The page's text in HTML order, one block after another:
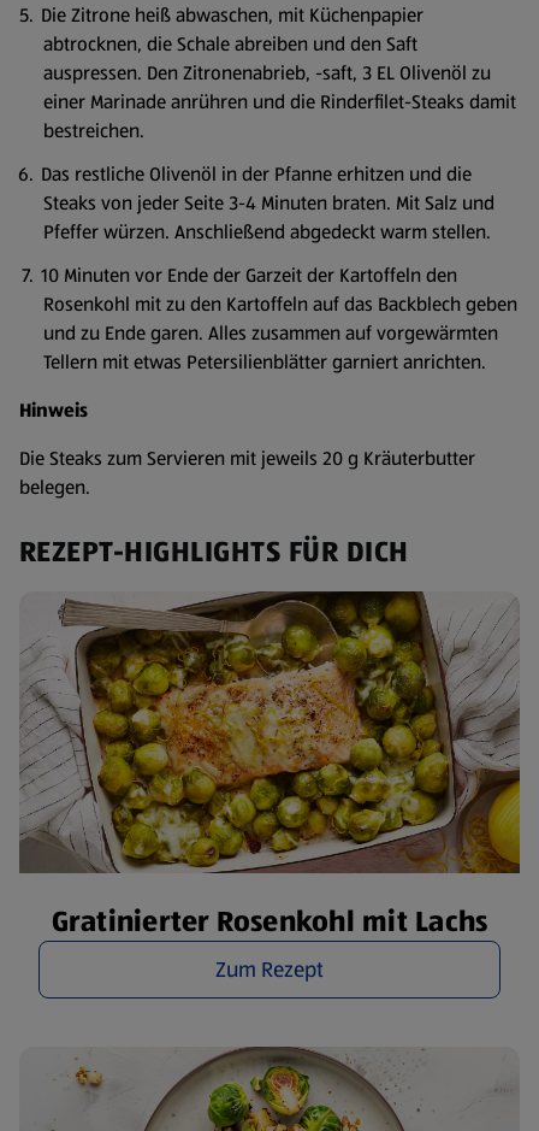
Die Zitrone heiß abwaschen, mit Küchenpapier
abtrocknen, die Schale abreiben und den Saft
auspressen. Den Zitronenabrieb, -saft, 3 EL Olivenöl zu
einer Marinade anrühren und die Rinderfilet-Steaks damit
bestreichen.
Das restliche Olivenöl in der Pfanne erhitzen und die
Steaks von jeder Seite 3-4 Minuten braten. Mit Salz und
Pfeffer würzen. Anschließend abgedeckt warm stellen.
10 Minuten vor Ende der Garzeit der Kartoffeln den
Rosenkohl mit zu den Kartoffeln auf das Backblech geben
und zu Ende garen. Alles zusammen auf vorgewärmten
Tellern mit etwas Petersilienblätter garniert anrichten.
Hinweis
Die Steaks zum Servieren mit jeweils 20 g Kräuterbutter
belegen.
REZEPT-HIGHLIGHTS FÜR DICH
Gratinierter Rosenkohl mit Lachs
Zum Rezept